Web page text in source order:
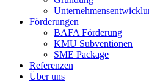
Förderungen
BAFA Förderung
KMU Subventionen
SME Package
Referenzen
Über uns